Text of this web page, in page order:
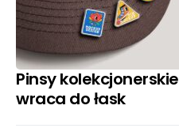
Pinsy
wraca do łask